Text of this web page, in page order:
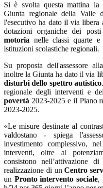
Si è svolta questa mattina la
Giunta regionale della Valle
l'esecutivo ha dato il via libera
dotazioni organiche dei
motoria nelle classi quarte
istituzioni scolastiche regionali.
Su proposta dell'assessore
inoltre la Giunta ha dato il via
disturbi dello spettro autistico
regionale degli interventi e
povertà 2023-2025 e il Piano
2023-2025.
«Le misure destinate al
valdostano - spiega
investimento complessivo,
interventi, oltre al
consistono nell’attivazione
realizzazione di unCentro
un Pronto intervento sociale,